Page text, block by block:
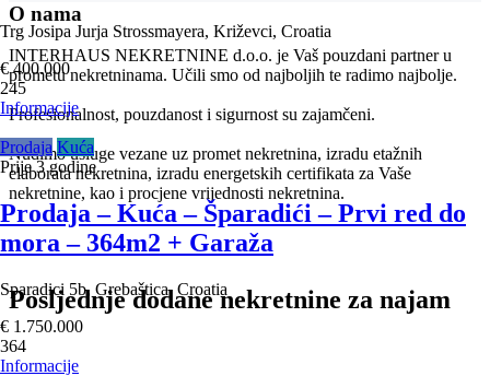
Trg Josipa Jurja Strossmayera, Križevci, Croatia
€ 400.000
245
Informacije
Prodaja Kuća
Prije3 godine
Prodaja – Kuća – Šparadići – Prvi red do
mora – 364m2 + Garaža
Sparadici 5b, Grebaštica, Croatia
€ 1.750.000
364
Informacije
O nama
INTERHAUS NEKRETNINE d.o.o. je Vaš pouzdani partner u
prometu nekretninama. Učili smo od najboljih te radimo najbolje.
Profesionalnost, pouzdanost i sigurnost su zajamčeni.
Nudimo usluge vezane uz promet nekretnina, izradu etažnih
elaborata nekretnina, izradu energetskih certifikata za Vaše
nekretnine, kao i procjene vrijednosti nekretnina.
Posljednje dodane nekretnine za najam